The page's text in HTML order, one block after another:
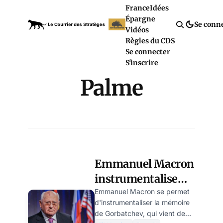
FranceIdées
Épargne
Vidéos
Règles du CDS
Se connecter
S'inscrire
Se
Palme
Emmanuel Macron
instrumentalise
stupidement la
mémoire de
Emmanuel Macron se permet
d'instrumentaliser la mémoire
de Gorbatchev, qui vient de